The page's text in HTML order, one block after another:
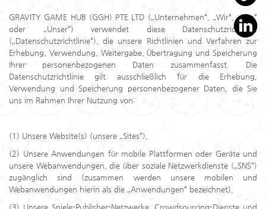
Customer
Support
Others
GRAVITY GAME HUB (GGH) PTE LTD („Unternehmen“, „Wir“, „Uns“
oder „Unser“) verwendet diese Datenschutzrichtlinie
(„Datenschutzrichtlinie“), die unsere Richtlinien und Verfahren zur
Erhebung, Verwendung, Weitergabe, Übertragung und Speicherung
Ihrer personenbezogenen Daten zusammenfasst. Die
Datenschutzrichtlinie gilt ausschließlich für die Erhebung,
Verwendung und Speicherung personenbezogener Daten, die Sie
uns im Rahmen Ihrer Nutzung von:
(1) Unsere Website(s) (unsere „Sites“),
(2) Unsere Anwendungen für mobile Plattformen oder Geräte und
unsere Webanwendungen, die über soziale Netzwerkdienste („SNS“)
zugänglich sind (zusammen werden unsere mobilen und
Webanwendungen hierin als die „Anwendungen“ bezeichnet),
(3) Unsere Spiele-Publisher-Netzwerke, Crowdsourcing-Dienste und